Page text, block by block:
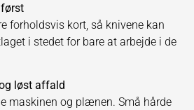
forholdsvis kort, så knivene kan
i stedet for bare at arbejde i de
løst affald
maskinen og plænen. Små hårde